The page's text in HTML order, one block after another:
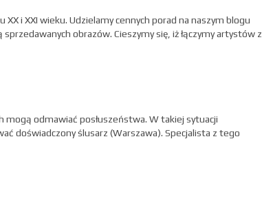
i XXI wieku. Udzielamy cennych porad na naszym blogu
obrazów. Cieszymy się, iż łączymy artystów z
mogą odmawiać posłuszeństwa. W takiej sytuacji
doświadczony ślusarz (Warszawa). Specjalista z tego